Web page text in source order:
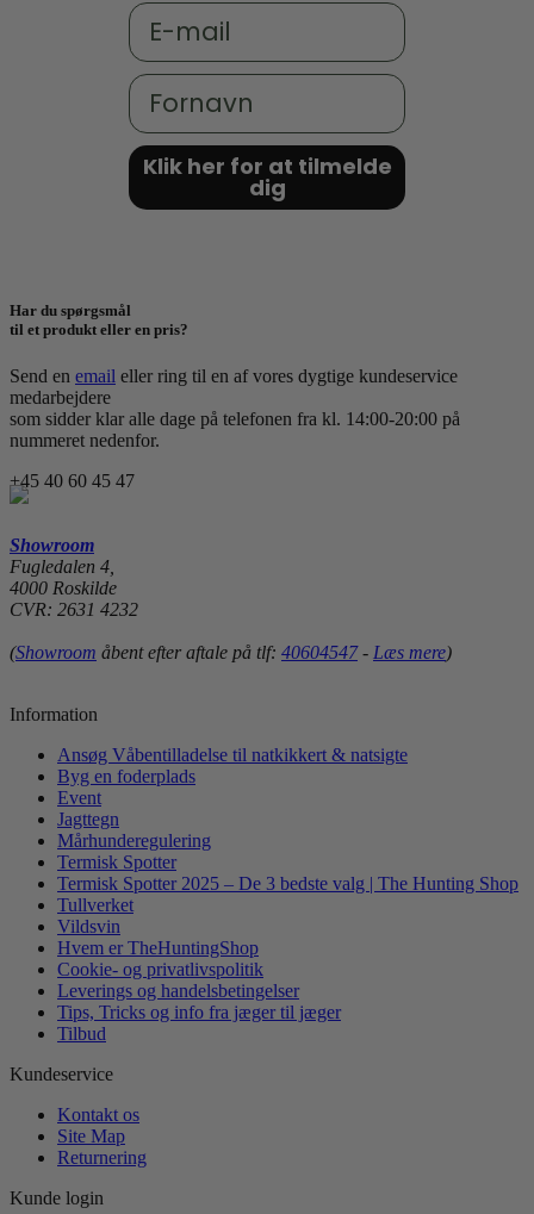
Email
Fornavn
Klik her for at tilmelde
dig
Har du spørgsmål
til et produkt eller en pris?
Send en email eller ring til en af vores dygtige kundeservice
medarbejdere
som sidder klar alle dage på telefonen fra kl. 14:00-20:00 på
nummeret nedenfor.
+45 40 60 45 47
Showroom
Fugledalen 4,
4000 Roskilde
CVR: 2631 4232
(Showroom åbent efter aftale på tlf: 40604547- Læs mere)
Information
Ansøg Våbentilladelse til natkikkert & natsigte
Byg en foderplads
Event
Jagttegn
Mårhunderegulering
Termisk Spotter
Termisk Spotter 2025 – De 3 bedste valg | The Hunting Shop
Tullverket
Vildsvin
Hvem er TheHuntingShop
Cookie- og privatlivspolitik
Leverings og handelsbetingelser
Tips, Tricks og info fra jæger til jæger
Tilbud
Kundeservice
Kontakt os
Site Map
Returnering
Kunde login